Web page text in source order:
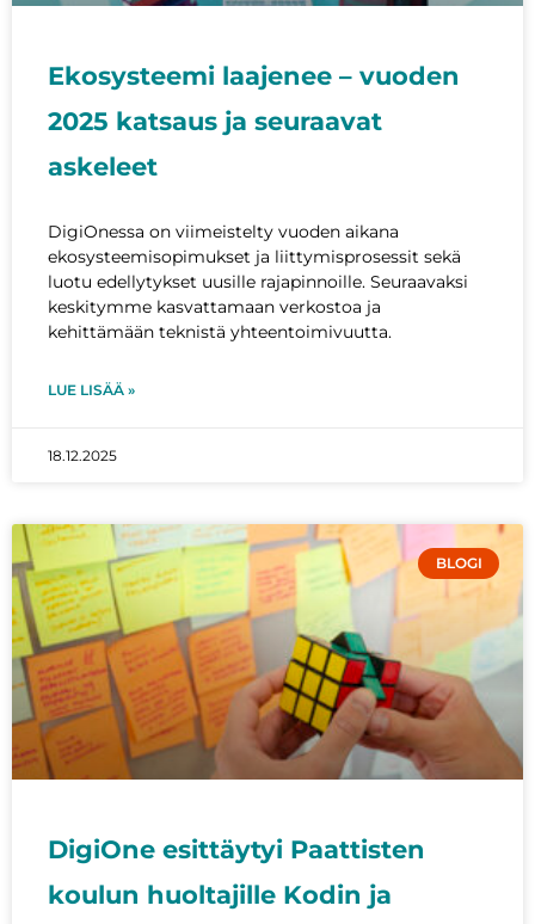
Ekosysteemi laajenee – vuoden
2025 katsaus ja seuraavat
askeleet
DigiOnessa on viimeistelty vuoden aikana
ekosysteemisopimukset ja liittymisprosessit sekä
luotu edellytykset uusille rajapinnoille. Seuraavaksi
keskitymme kasvattamaan verkostoa ja
kehittämään teknistä yhteentoimivuutta.
LUE LISÄÄ »
18.12.2025
BLOGI
DigiOne esittäytyi Paattisten
koulun huoltajille Kodin ja